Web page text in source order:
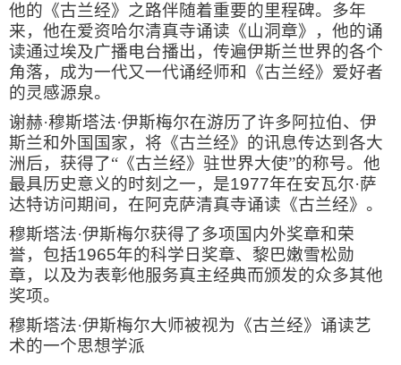
他的《古兰经》之路伴随着重要的里程碑。多年
来，他在爱资哈尔清真寺诵读《山洞章》，他的诵
读通过埃及广播电台播出，传遍伊斯兰世界的各个
角落，成为一代又一代诵经师和《古兰经》爱好者
的灵感源泉。
谢赫·穆斯塔法·伊斯梅尔在游历了许多阿拉伯、伊
斯兰和外国国家，将《古兰经》的讯息传达到各大
洲后，获得了“《古兰经》驻世界大使”的称号。他
最具历史意义的时刻之一，是1977年在安瓦尔·萨
达特访问期间，在阿克萨清真寺诵读《古兰经》。
穆斯塔法·伊斯梅尔获得了多项国内外奖章和荣
誉，包括1965年的科学日奖章、黎巴嫩雪松勋
章，以及为表彰他服务真主经典而颁发的众多其他
奖项。
穆斯塔法·伊斯梅尔大师被视为《古兰经》诵读艺
术的一个思想学派